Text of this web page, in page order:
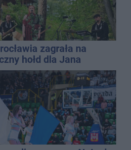
zagrała na
hołd dla Jana